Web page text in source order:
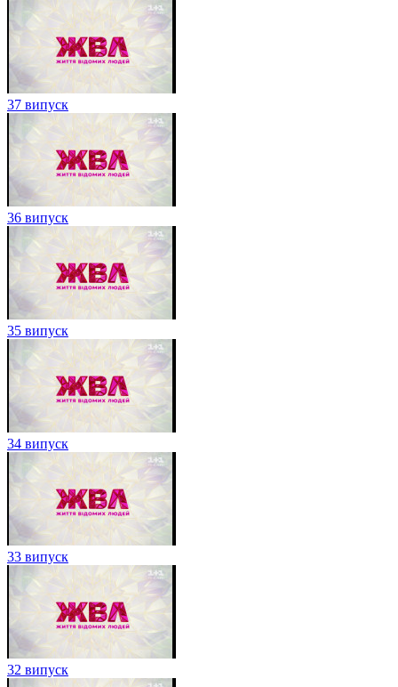
37 випуск
36 випуск
35 випуск
34 випуск
33 випуск
32 випуск